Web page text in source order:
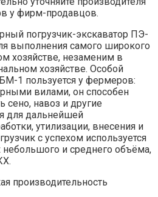
у фирм-продавцов.
погрузчик-экскаватор ПЭ-
выполнения самого широкого
хозяйстве, незаменим в
хозяйстве. Особой
1 пользуется у фермеров:
вилами, он способен
сено, навоз и другие
для дальнейшей
утилизации, внесения и
с успехом используется
небольшого и среднего объёма,
производительность